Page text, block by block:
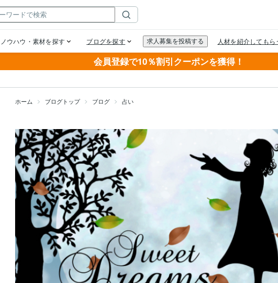
会員登録で10％割引クーポンを獲得！
ホーム ブログトップ ブログ 占い